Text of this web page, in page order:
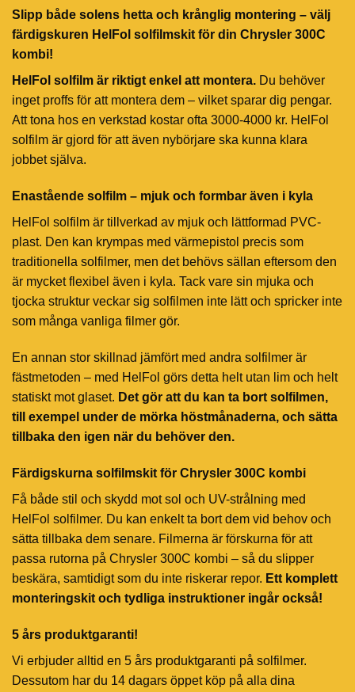
Slipp både solens hetta och krånglig montering – välj
färdigskuren HelFol solfilmskit för din Chrysler 300C
kombi!
HelFol solfilm är riktigt enkel att montera. Du behöver
inget proffs för att montera dem – vilket sparar dig pengar.
Att tona hos en verkstad kostar ofta 3000-4000 kr. HelFol
solfilm är gjord för att även nybörjare ska kunna klara
jobbet själva.
Enastående solfilm – mjuk och formbar även i kyla
HelFol solfilm är tillverkad av mjuk och lättformad PVC-
plast. Den kan krympas med värmepistol precis som
traditionella solfilmer, men det behövs sällan eftersom den
är mycket flexibel även i kyla. Tack vare sin mjuka och
tjocka struktur veckar sig solfilmen inte lätt och spricker inte
som många vanliga filmer gör.
En annan stor skillnad jämfört med andra solfilmer är
fästmetoden – med HelFol görs detta helt utan lim och helt
statiskt mot glaset. Det gör att du kan ta bort solfilmen,
till exempel under de mörka höstmånaderna, och sätta
tillbaka den igen när du behöver den.
Färdigskurna solfilmskit för Chrysler 300C kombi
Få både stil och skydd mot sol och UV-strålning med
HelFol solfilmer. Du kan enkelt ta bort dem vid behov och
sätta tillbaka dem senare. Filmerna är förskurna för att
passa rutorna på Chrysler 300C kombi – så du slipper
beskära, samtidigt som du inte riskerar repor. Ett komplett
monteringskit och tydliga instruktioner ingår också!
5 års produktgaranti!
Vi erbjuder alltid en 5 års produktgaranti på solfilmer.
Dessutom har du 14 dagars öppet köp på alla dina